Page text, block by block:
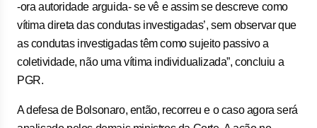
-ora autoridade arguida- se vê e assim se descreve como
vítima direta das condutas investigadas’, sem observar que
as condutas investigadas têm como sujeito passivo a
coletividade, não uma vítima individualizada”, concluiu a
PGR.
A defesa de Bolsonaro, então, recorreu e o caso agora será